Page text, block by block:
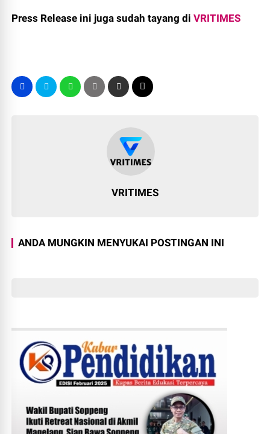
Press Release ini juga sudah tayang diVRITIMES
VRITIMES
ANDA MUNGKIN MENYUKAI POSTINGAN INI